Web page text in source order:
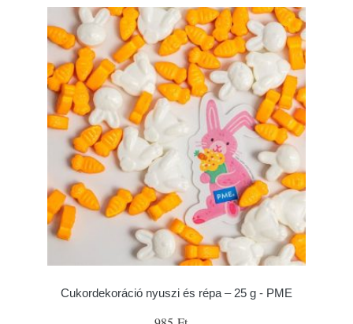
Cukordekoráció nyuszi és répa – 25 g - PME